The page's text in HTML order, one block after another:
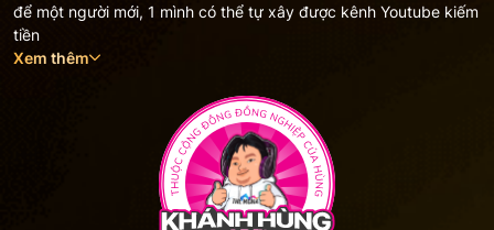
để một người mới, 1 mình có thể tự xây được kênh Youtube kiếm
tiền
Xem thêm